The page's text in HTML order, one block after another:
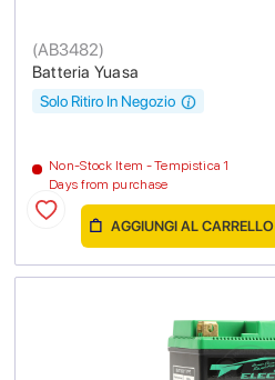
Batteria Yuasa
(AB3482)
Non-Stock Item - Tempistica 1
Days from purchase
Solo Ritiro In Negozio
AGGIUNGI AL CARRELLO